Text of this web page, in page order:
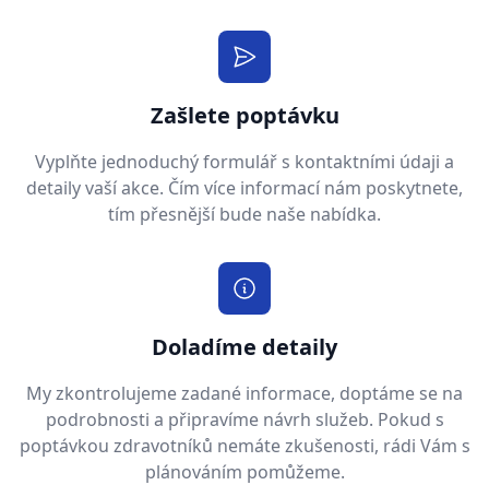
Zašlete poptávku
Vyplňte jednoduchý formulář s kontaktními údaji a
detaily vaší akce. Čím více informací nám poskytnete,
tím přesnější bude naše nabídka.
Doladíme detaily
My zkontrolujeme zadané informace, doptáme se na
podrobnosti a připravíme návrh služeb. Pokud s
poptávkou zdravotníků nemáte zkušenosti, rádi Vám s
plánováním pomůžeme.